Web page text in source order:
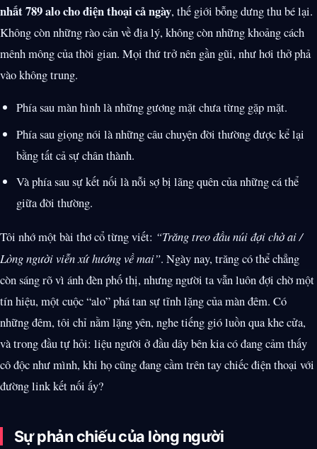
nhất 789 alo cho điện thoại cả ngày, thế giới bỗng dưng thu bé lại.
Không còn những rào cản về địa lý, không còn những khoảng cách
mênh mông của thời gian. Mọi thứ trở nên gần gũi, như hơi thở phả
vào không trung.
Phía sau màn hình là những gương mặt chưa từng gặp mặt.
Phía sau giọng nói là những câu chuyện đời thường được kể lại
bằng tất cả sự chân thành.
Và phía sau sự kết nối là nỗi sợ bị lãng quên của những cá thể
giữa đời thường.
Tôi nhớ một bài thơ cổ từng viết: “Trăng treo đầu núi đợi chờ ai /
Lòng người viễn xứ hướng về mai”. Ngày nay, trăng có thể chẳng
còn sáng rõ vì ánh đèn phố thị, nhưng người ta vẫn luôn đợi chờ một
tín hiệu, một cuộc “alo” phá tan sự tĩnh lặng của màn đêm. Có
những đêm, tôi chỉ nằm lặng yên, nghe tiếng gió luồn qua khe cửa,
và trong đầu tự hỏi: liệu người ở đầu dây bên kia có đang cảm thấy
cô độc như mình, khi họ cũng đang cầm trên tay chiếc điện thoại với
đường link kết nối ấy?
Sự phản chiếu của lòng người